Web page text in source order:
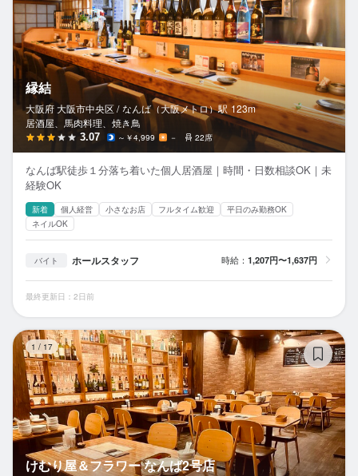
縁結
大阪府 大阪市中央区 / なんば（大阪メトロ）駅 123m
居酒屋、馬肉料理、焼き鳥
3.07 ～￥4,999 － 22席
なんば駅徒歩１分落ち着いた個人居酒屋｜時間・日数相談OK｜未
経験OK
新着 個人経営 小さなお店 フルタイム歓迎
平日のみ勤務OK
ネイルOK
バイト ホールスタッフ 時給： 1,207円〜1,637円
最終更新日：2日前
1 / 17
けむり屋＆フラワー なんば2号店